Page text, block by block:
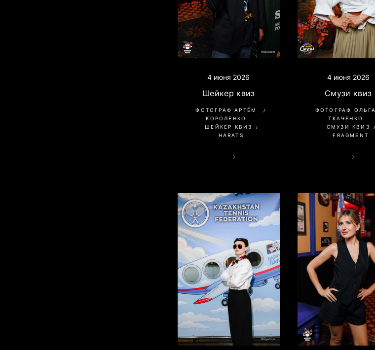
4 июня 2026
Шейкер квиз
ФОТОГРАФ АРТЁМ
КОРОЛЕНКО
ШЕЙКЕР КВИЗ
HARATS
4 июня 2026
Смузи квиз
ФОТОГРАФ ОЛЬГА
ТКАЧЕНКО
СМУЗИ КВИЗ
FRAGMENT